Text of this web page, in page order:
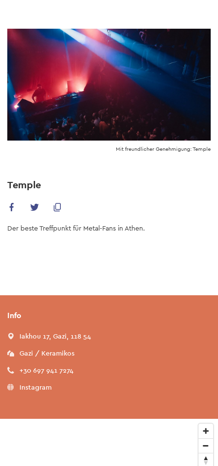
to
main
Mit freundlicher Genehmigung: Temple
Temple
Der beste Treffpunkt für Metal-Fans in Athen.
Info
Iakhou 17, Gazi, 118 54
Gazi / Keramikos
+30 697 941 7274
Instagram